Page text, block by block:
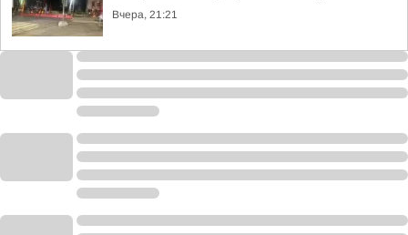
Вчера, 21:21